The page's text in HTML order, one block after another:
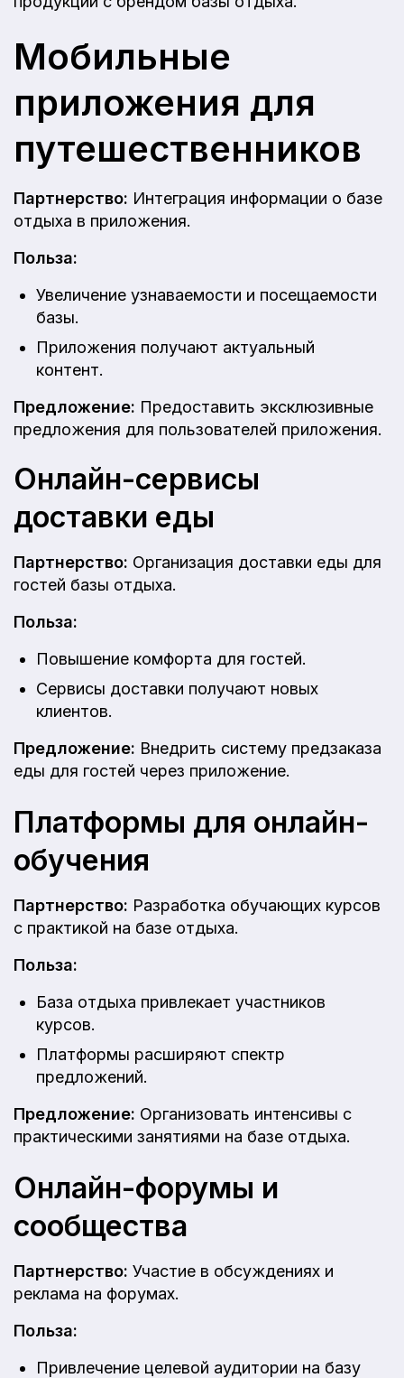
Мобильные
приложения для
путешественников
Партнерство: Интеграция информации о базе
отдыха в приложения.
Польза:
Увеличение узнаваемости и посещаемости
базы.
Приложения получают актуальный
контент.
Предложение: Предоставить эксклюзивные
предложения для пользователей приложения.
Онлайн-сервисы
доставки еды
Партнерство: Организация доставки еды для
гостей базы отдыха.
Польза:
Повышение комфорта для гостей.
Сервисы доставки получают новых
клиентов.
Предложение: Внедрить систему предзаказа
еды для гостей через приложение.
Платформы для онлайн-
обучения
Партнерство: Разработка обучающих курсов
с практикой на базе отдыха.
Польза:
База отдыха привлекает участников
курсов.
Платформы расширяют спектр
предложений.
Предложение: Организовать интенсивы с
практическими занятиями на базе отдыха.
Онлайн-форумы и
сообщества
Партнерство: Участие в обсуждениях и
реклама на форумах.
Польза:
Привлечение целевой аудитории на базу